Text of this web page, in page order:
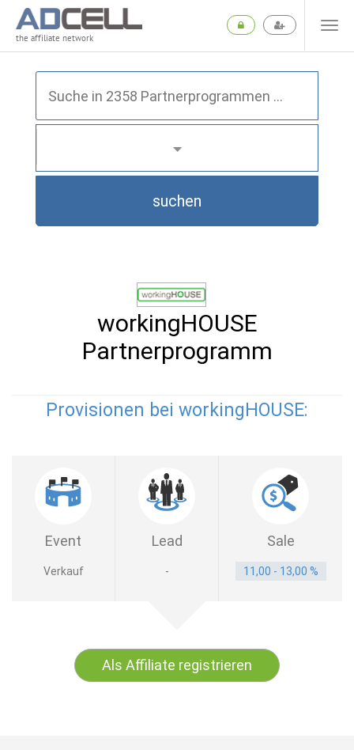
the affiliate network
suchen
workingHOUSE
Partnerprogramm
Provisionen bei workingHOUSE:
Event Lead Sale
Verkauf - 11,00 - 13,00 %
Als Affiliate registrieren